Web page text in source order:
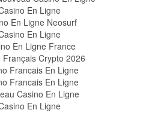
En Ligne
En Ligne Neosurf
En Ligne
En Ligne France
Français Crypto 2026
Francais En Ligne
Francais En Ligne
Casino En Ligne
En Ligne